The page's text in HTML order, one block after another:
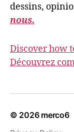
dessins,
nous.
Discover how
Découvrez
© 2026 merco6